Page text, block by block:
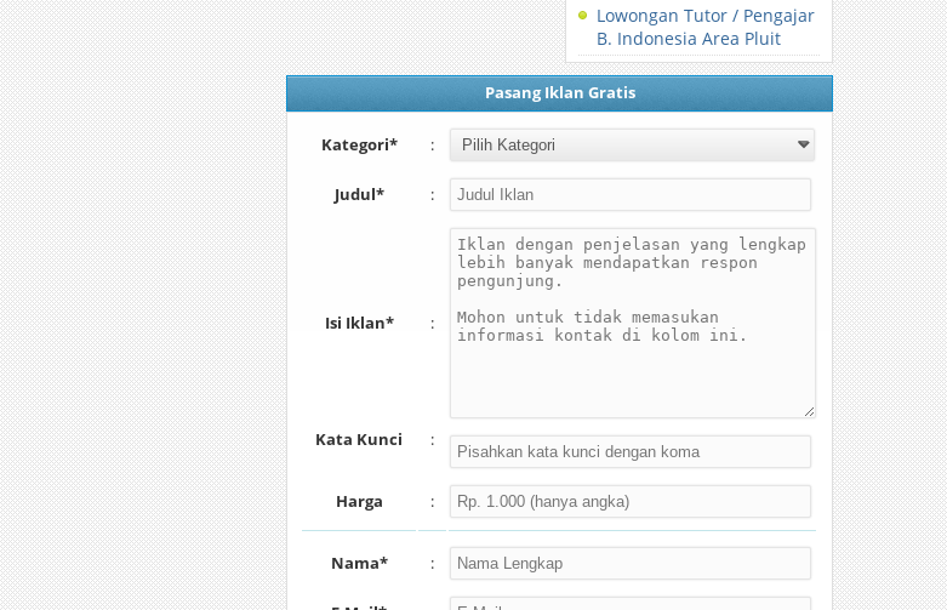
Lowongan Tutor / Pengajar
B. Indonesia Area Pluit
Pasang Iklan Gratis
Kategori* :
Judul* :
Isi Iklan* :
Kata Kunci :
Harga :
Nama* :